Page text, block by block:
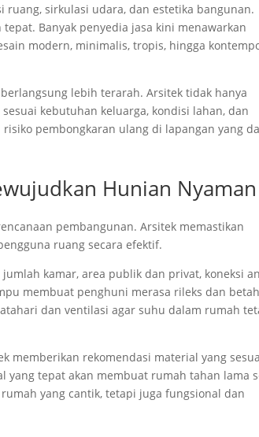
sirkulasi udara, dan estetika bangunan.
Banyak penyedia jasa kini menawarkan
modern, minimalis, tropis, hingga
lebih terarah. Arsitek tidak hanya
kebutuhan keluarga, kondisi lahan, dan
pembongkaran ulang di lapangan yang
Hunian Nyaman
pembangunan. Arsitek memastikan
ruang secara efektif.
kamar, area publik dan privat, koneksi
membuat penghuni merasa rileks dan
dan ventilasi agar suhu dalam rumah
memberikan rekomendasi material yang
yang tepat akan membuat rumah tahan lama
yang cantik, tetapi juga fungsional dan